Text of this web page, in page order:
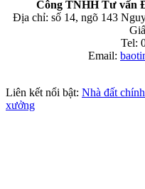
Công TNHH Tư vấn
Địa chỉ: số 14, ngõ 143
Tel:
Email:
Liên kết nổi bật: Nhà đất
xưởng